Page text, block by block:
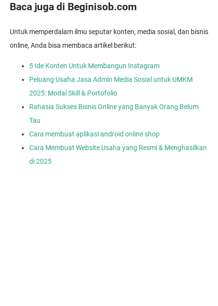
Baca juga di Beginisob.com
Untuk memperdalam ilmu seputar konten, media sosial, dan bisnis
online, Anda bisa membaca artikel berikut:
5 Ide Konten Untuk Membangun Instagram
Peluang Usaha Jasa Admin Media Sosial untuk UMKM
2025: Modal Skill & Portofolio
Rahasia Sukses Bisnis Online yang Banyak Orang Belum
Tau
Cara membuat aplikasi android online shop
Cara Membuat Website Usaha yang Resmi & Menghasilkan
di 2025